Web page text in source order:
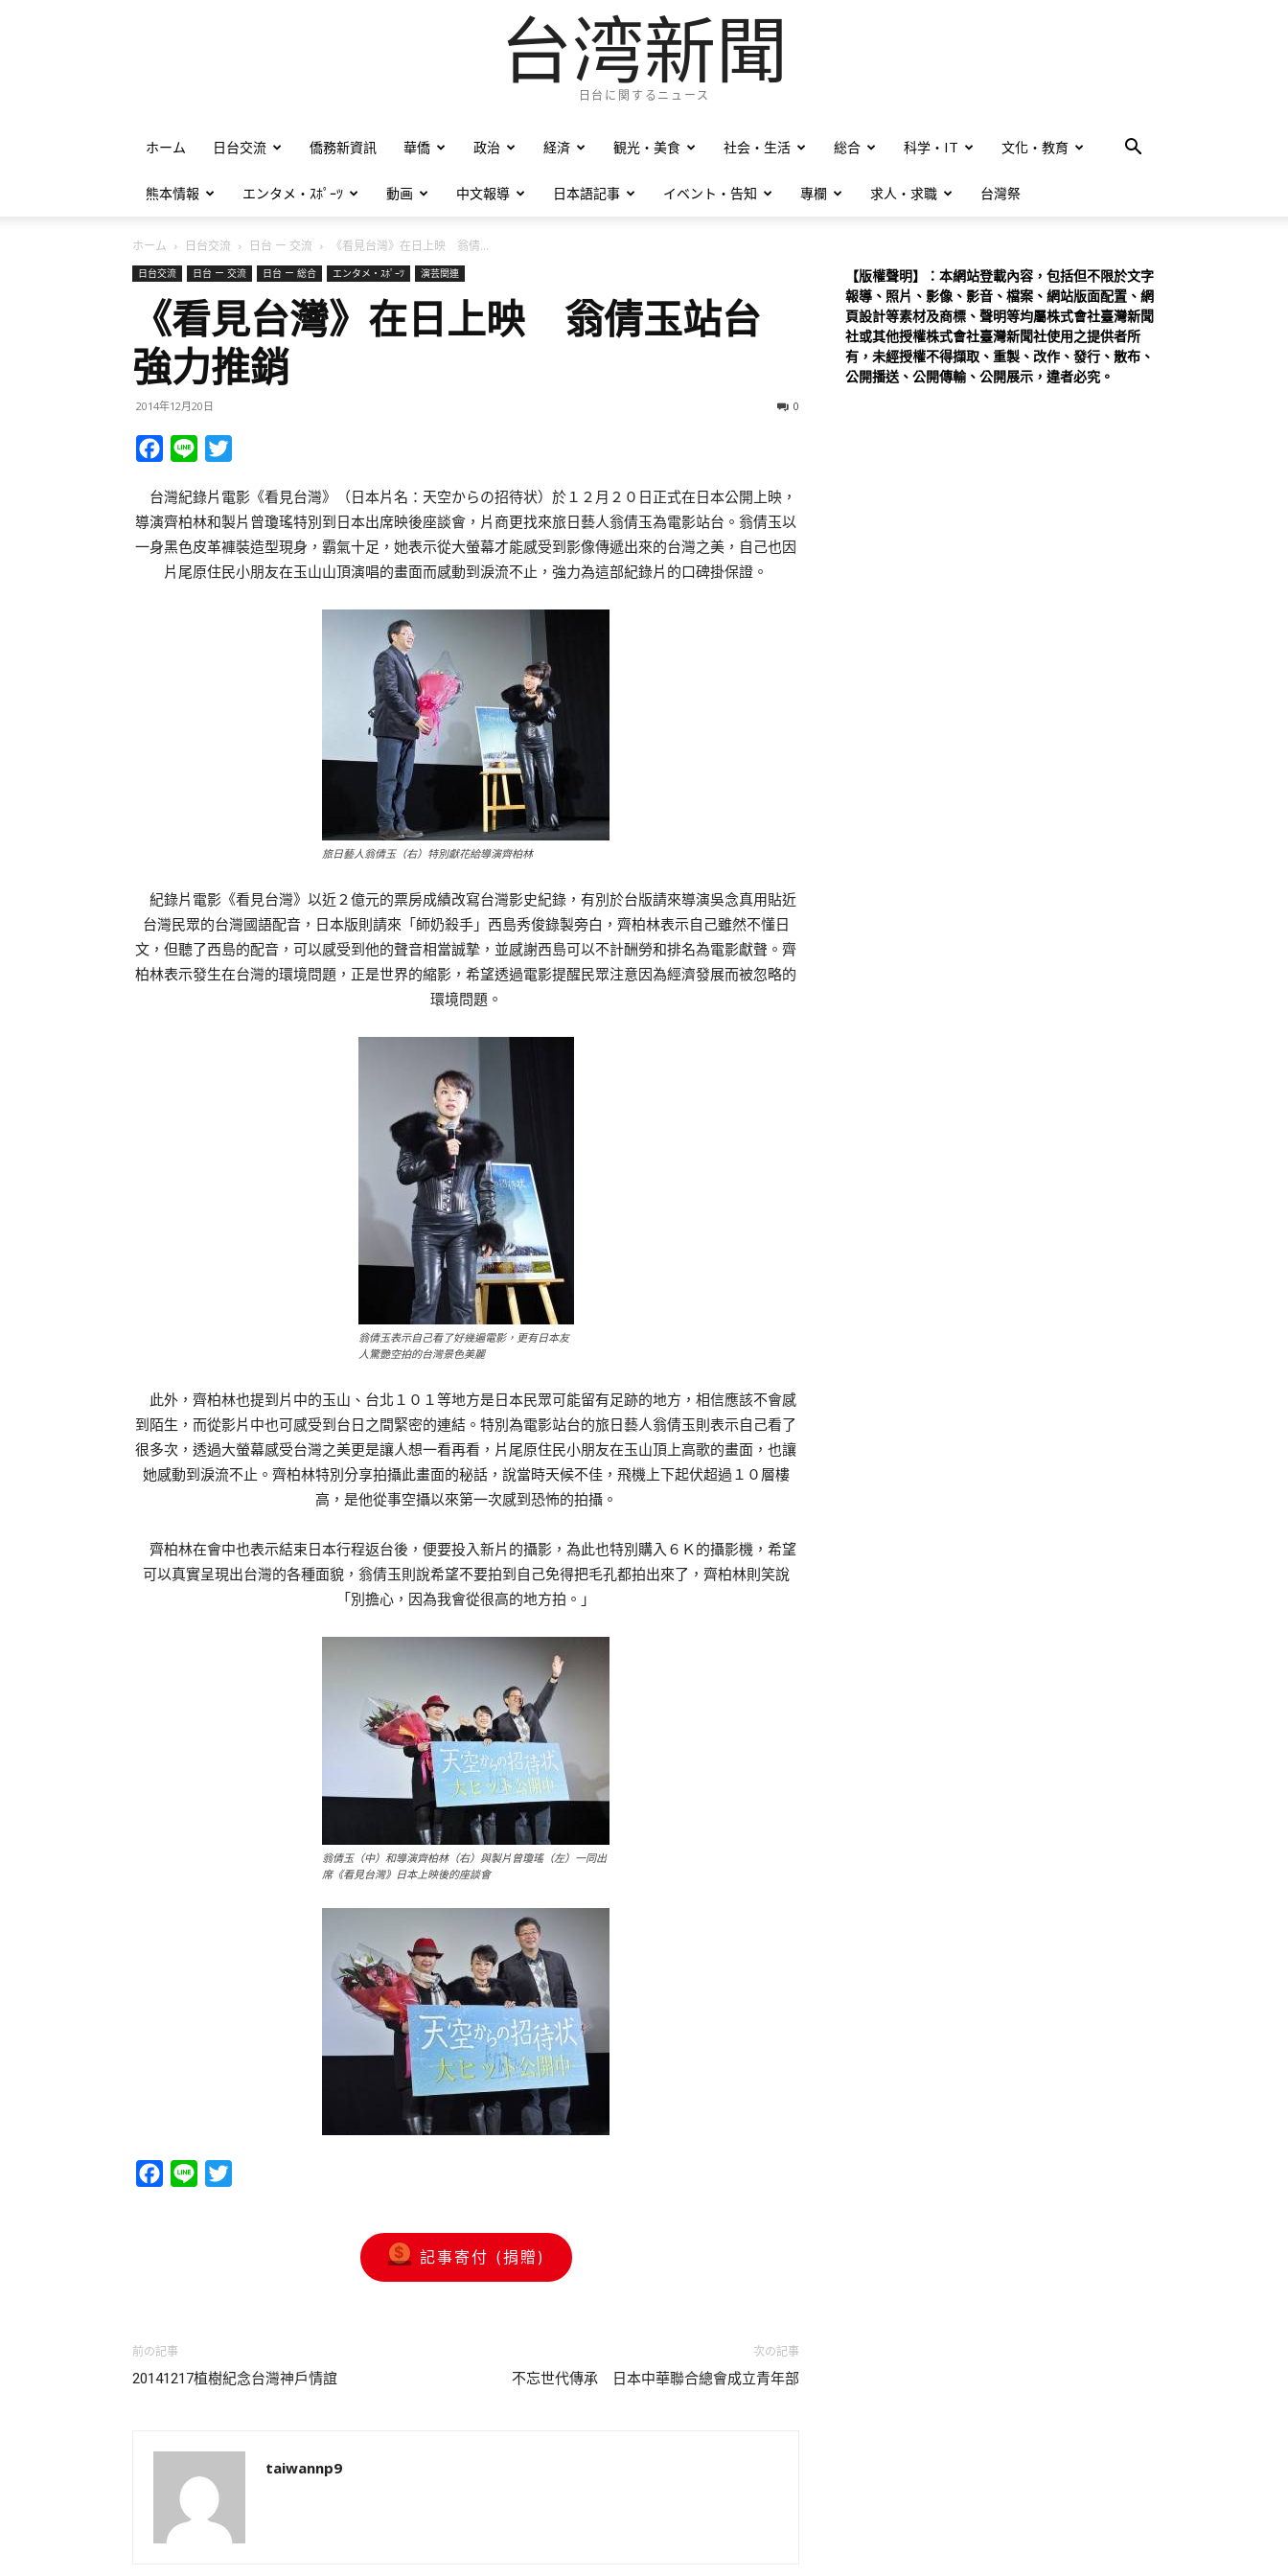
台湾新聞
日台に関するニュース
ホーム 日台交流 僑務新資訊 華僑 政治 経済 観光・美食 社会・生活 総合 科学・IT 文化・教育
熊本情報 エンタメ・ｽﾎﾟｰﾂ 動画 中文報導 日本語記事 イベント・告知 專欄 求人・求職 台灣祭
ホーム 日台交流 日台 ー 交流 《看見台灣》在日上映 翁倩...
日台交流 日台 ー 交流 日台 ー 総合 エンタメ・ｽﾎﾟｰﾂ 演芸関連
《看見台灣》在日上映 翁倩玉站台
強力推銷
2014年12月20日 0
Facebook
Line
台灣紀錄片電影《看見台灣》（日本片名：天空からの招待状）於１２月２０日正式在日本公開上映，
導演齊柏林和製片曾瓊瑤特別到日本出席映後座談會，片商更找來旅日藝人翁倩玉為電影站台。翁倩玉以
一身黑色皮革褲裝造型現身，霸氣十足，她表示從大螢幕才能感受到影像傳遞出來的台灣之美，自己也因
片尾原住民小朋友在玉山山頂演唱的畫面而感動到淚流不止，強力為這部紀錄片的口碑掛保證。
旅日藝人翁倩玉（右）特別獻花給導演齊柏林
紀錄片電影《看見台灣》以近２億元的票房成績改寫台灣影史紀錄，有別於台版請來導演吳念真用貼近
台灣民眾的台灣國語配音，日本版則請來「師奶殺手」西島秀俊錄製旁白，齊柏林表示自己雖然不懂日
文，但聽了西島的配音，可以感受到他的聲音相當誠摯，並感謝西島可以不計酬勞和排名為電影獻聲。齊
柏林表示發生在台灣的環境問題，正是世界的縮影，希望透過電影提醒民眾注意因為經濟發展而被忽略的
環境問題。
翁倩玉表示自己看了好幾遍電影，更有日本友
人驚艷空拍的台灣景色美麗
此外，齊柏林也提到片中的玉山、台北１０１等地方是日本民眾可能留有足跡的地方，相信應該不會感
到陌生，而從影片中也可感受到台日之間緊密的連結。特別為電影站台的旅日藝人翁倩玉則表示自己看了
很多次，透過大螢幕感受台灣之美更是讓人想一看再看，片尾原住民小朋友在玉山頂上高歌的畫面，也讓
她感動到淚流不止。齊柏林特別分享拍攝此畫面的秘話，說當時天候不佳，飛機上下起伏超過１０層樓
高，是他從事空攝以來第一次感到恐怖的拍攝。
齊柏林在會中也表示結束日本行程返台後，便要投入新片的攝影，為此也特別購入６Ｋ的攝影機，希望
可以真實呈現出台灣的各種面貌，翁倩玉則說希望不要拍到自己免得把毛孔都拍出來了，齊柏林則笑說
「別擔心，因為我會從很高的地方拍。」
翁倩玉（中）和導演齊柏林（右）與製片曾瓊瑤（左）一同出
席《看見台灣》日本上映後的座談會
Facebook
Line
記事寄付 (捐贈)
前の記事
20141217植樹紀念台灣神戶情誼
次の記事
不忘世代傳承 日本中華聯合總會成立青年部
taiwannp9
【版權聲明】：本網站登載內容，包括但不限於文字
報導、照片、影像、影音、檔案、網站版面配置、網
頁設計等素材及商標、聲明等均屬株式會社臺灣新聞
社或其他授權株式會社臺灣新聞社使用之提供者所
有，未經授權不得擷取、重製、改作、發行、散布、
公開播送、公開傳輸、公開展示，違者必究。